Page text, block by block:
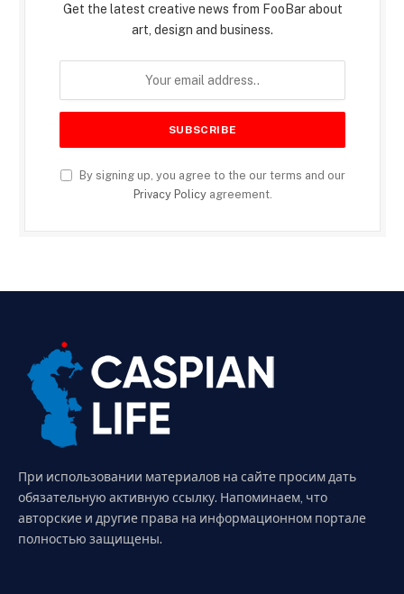
Get the latest creative news from FooBar about
art, design and business.
By signing up, you agree to the our terms and our
Privacy Policyagreement.
При использовании материалов на сайте просим дать
обязательную активную ссылку. Напоминаем, что
авторские и другие права на информационном портале
полностью защищены.